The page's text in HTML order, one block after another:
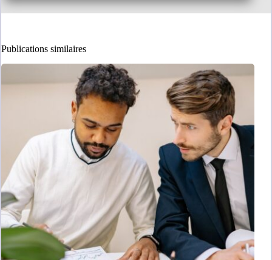
Publications similaires